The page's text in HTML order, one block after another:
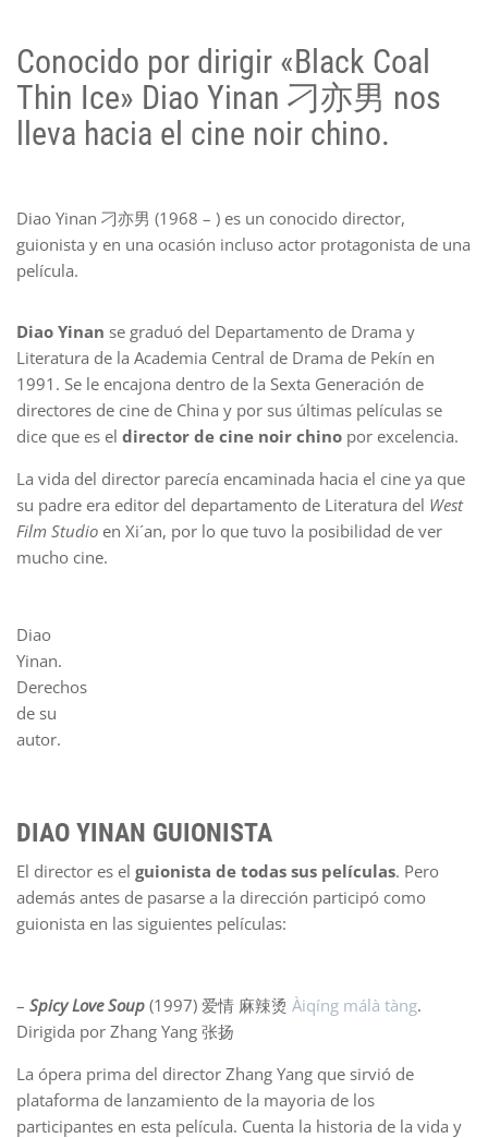
Conocido por dirigir «Black Coal
Thin Ice» Diao Yinan 刁亦男 nos
lleva hacia el cine noir chino.
Diao Yinan 刁亦男 (1968 – ) es un conocido director,
guionista y en una ocasión incluso actor protagonista de una
película.
Diao Yinan se graduó del Departamento de Drama y
Literatura de la Academia Central de Drama de Pekín en
1991. Se le encajona dentro de la Sexta Generación de
directores de cine de China y por sus últimas películas se
dice que es el director de cine noir chino por excelencia.
La vida del director parecía encaminada hacia el cine ya que
su padre era editor del departamento de Literatura del West
Film Studio en Xi´an, por lo que tuvo la posibilidad de ver
mucho cine.
Diao
Yinan.
Derechos
de su
autor.
DIAO YINAN GUIONISTA
El director es el guionista de todas sus películas. Pero
además antes de pasarse a la dirección participó como
guionista en las siguientes películas:
– Spicy Love Soup (1997) 爱情 麻辣烫 Àiqíng málà tàng.
Dirigida por Zhang Yang 张扬
La ópera prima del director Zhang Yang que sirvió de
plataforma de lanzamiento de la mayoria de los
participantes en esta película. Cuenta la historia de la vida y